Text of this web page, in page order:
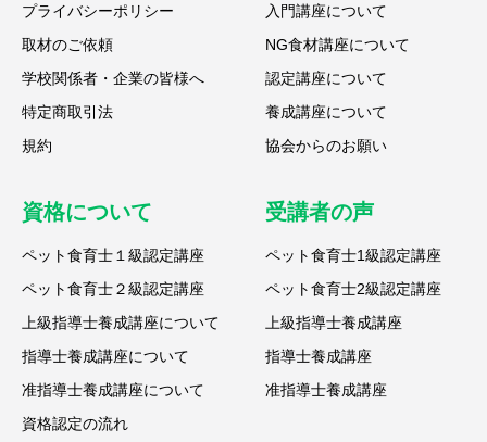
プライバシーポリシー
取材のご依頼
学校関係者・企業の皆様へ
特定商取引法
規約
入門講座について
NG食材講座について
認定講座について
養成講座について
協会からのお願い
資格について
ペット食育士１級認定講座
ペット食育士２級認定講座
上級指導士養成講座について
指導士養成講座について
准指導士養成講座について
資格認定の流れ
受講者の声
ペット食育士1級認定講座
ペット食育士2級認定講座
上級指導士養成講座
指導士養成講座
准指導士養成講座